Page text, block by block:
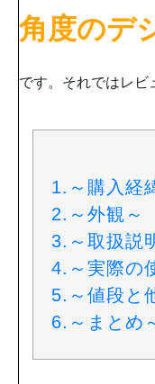
角度のデ
です。それではレビ
1. ～購入経
2. ～外観～
3. ～取扱説
4. ～実際の
5. ～値段と
6. ～まとめ